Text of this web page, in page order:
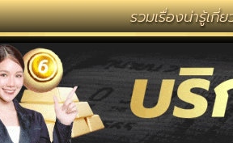
รวมเรื่องน่ารู้เกี่ยว